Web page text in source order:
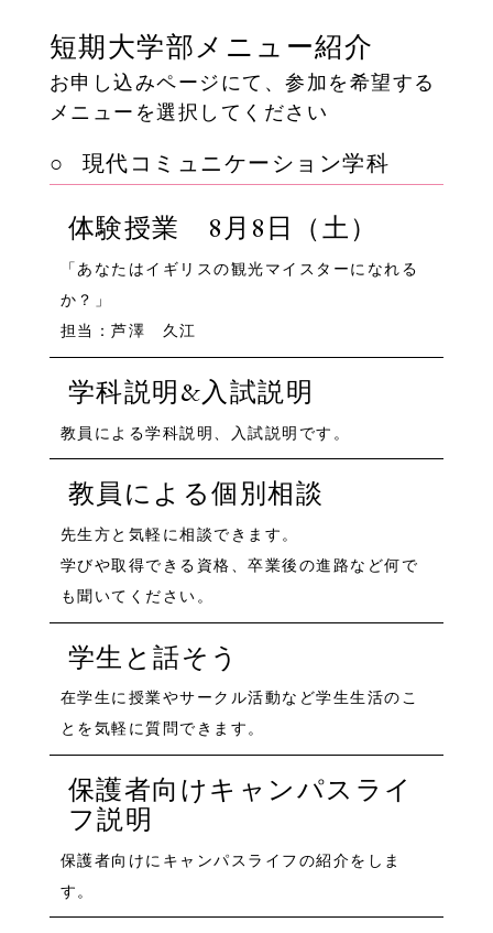
短期大学部メニュー紹介
お申し込みページにて、参加を希望する
メニューを選択してください
現代コミュニケーション学科
体験授業 8月8日（土）
「あなたはイギリスの観光マイスターになれる
か？」
担当：芦澤 久江
学科説明&入試説明
教員による学科説明、入試説明です。
教員による個別相談
先生方と気軽に相談できます。
学びや取得できる資格、卒業後の進路など何で
も聞いてください。
学生と話そう
在学生に授業やサークル活動など学生生活のこ
とを気軽に質問できます。
保護者向けキャンパスライ
フ説明
保護者向けにキャンパスライフの紹介をしま
す。